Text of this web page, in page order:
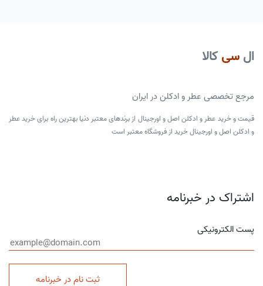
ال سی کالا
مرجع تخصصی عطر و ادکلن در ایران
قیمت و خرید عطر و ادکلن اصل و اورجینال از برندهای معتبر دنیا بهترین راه برای خرید عطر
و ادکلن اصل و اورجینال خرید از فروشگاه معتبر است
اشتراک در خبرنامه
پست الکترونیکی
ثبت نام در خبرنامه